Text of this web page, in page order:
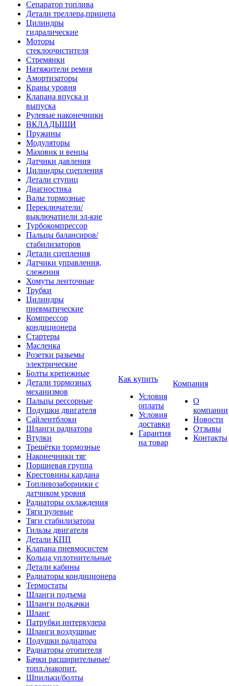
Сепаратор топлива
Детали треллера,прицепа
Цилиндры
гидралические
Моторы
стеклоочистителя
Стремянки
Натяжители ремня
Амортизаторы
Краны уровня
Клапана впуска и
выпуска
Рулевые наконечники
ВКЛАДЫШИ
Пружины
Модуляторы
Маховик и венцы
Датчики давления
Цилиндры сцепления
Детали ступиц
Диагностика
Валы тормозные
Переключатели/
выключатиели эл-кие
Турбокомпрессор
Пальцы балансиров/
стабилизаторов
Детали сцепления
Датчики управления,
слежения
Хомуты ленточные
Трубки
Цилиндры
пневматические
Компрессор
кондиционера
Стартеры
Масленка
Розетки разьемы
электрические
Болты крепежные
Детали тормозных
механизмов
Пальцы рессорные
Подушки двигателя
Сайлентблоки
Шланги радиатора
Втулки
Трещётки тормозные
Наконечники тяг
Поршневая группа
Крестовины кардана
Топливозаборники с
датчиком уровня
Радиаторы охлаждения
Тяги рулевые
Тяги стабилизатора
Гильзы двигателя
Детали КПП
Клапана пневмосистем
Кольца уплотнительные
Детали кабины
Радиаторы кондиционера
Термостаты
Шланги подъема
Шланги подкачки
Шланг
Патрубки интеркулера
Шланги воздушные
Подушки радиатора
Радиаторы отопителя
Бачки расширительные/
топл./накопит.
Шпильки/болты
Как купить
Условия
оплаты
Условия
доставки
Гарантия
на товар
Компания
О
компании
Новости
Отзывы
Контакты